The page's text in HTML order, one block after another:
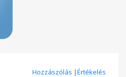
Hozzászólás |Értékelés